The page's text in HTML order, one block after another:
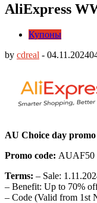
AliExpress
Купоны
by cdreal - 04.11.2024
AU Choice day
Promo code: AUAF50
Terms: – Sale:
– Benefit: Up to 70%
– Code (Valid from 1st